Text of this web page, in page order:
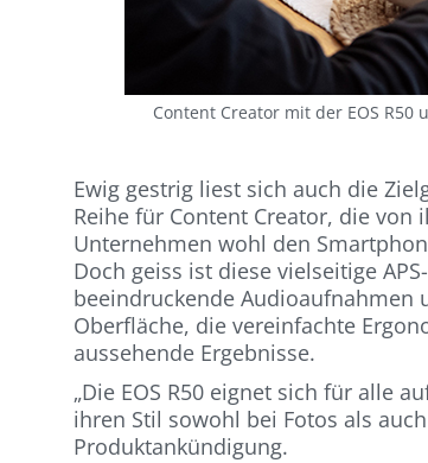
Content Creator mit der EOS R50
Ewig gestrig liest sich auch die
Reihe für Content Creator, die von
Unternehmen wohl den
Doch geiss ist diese vielseitige
beeindruckende Audioaufnahmen
Oberfläche, die vereinfachte
aussehende Ergebnisse.
„Die EOS R50 eignet sich für alle
ihren Stil sowohl bei Fotos als
Produktankündigung.